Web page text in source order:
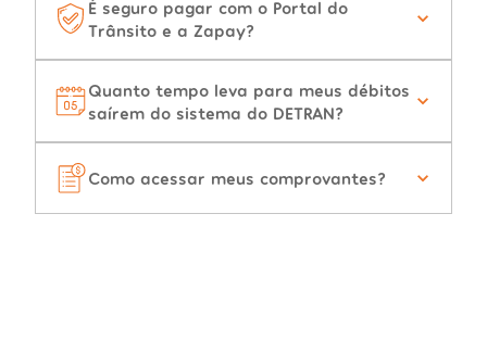
É seguro pagar com o Portal do
Trânsito e a Zapay?
Quanto tempo leva para meus débitos
saírem do sistema do DETRAN?
Como acessar meus comprovantes?